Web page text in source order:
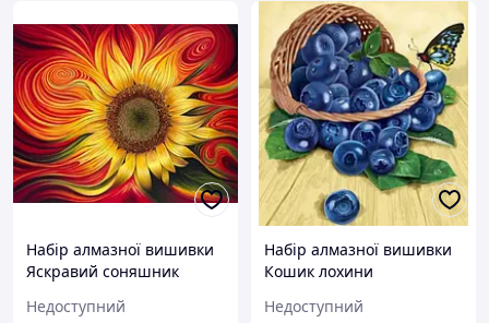
Набір алмазної вишивки
Яскравий соняшник
Недоступний
Набір алмазної вишивки
Кошик лохини
Недоступний